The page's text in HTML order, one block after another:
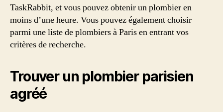
TaskRabbit, et vous pouvez obtenir un plombier en
moins d’une heure. Vous pouvez également choisir
parmi une liste de plombiers à Paris en entrant vos
critères de recherche.
Trouver un plombier parisien
agréé